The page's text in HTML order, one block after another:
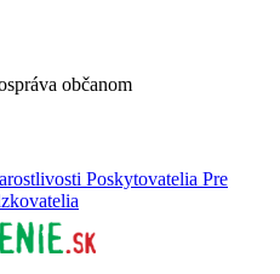
občanom
Poskytovatelia Pre